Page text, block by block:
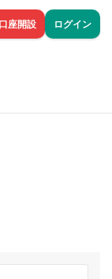
口座開設 ログイン